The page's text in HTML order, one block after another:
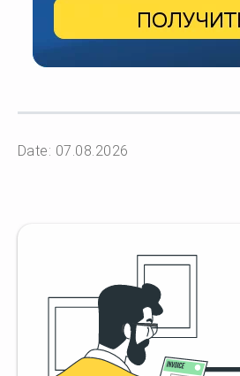
Date: 07.08.2026